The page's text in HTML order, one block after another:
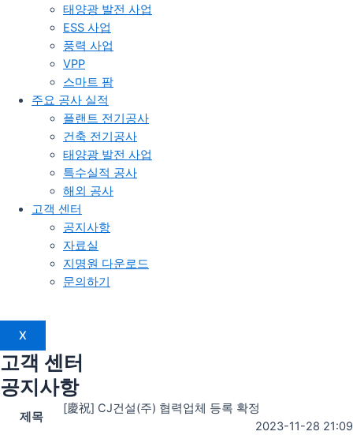
태양광 발전 사업
ESS 사업
풍력 사업
VPP
스마트 팜
주요 공사 실적
플랜트 전기공사
건축 전기공사
태양광 발전 사업
특수실적 공사
해외 공사
고객 센터
공지사항
자료실
지명원 다운로드
문의하기
X
고객 센터
공지사항
제목
[慶祝] CJ건설(주) 협력업체 등록 확정
2023-11-28 21:09